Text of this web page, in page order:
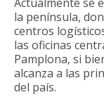
la península,
centros
las oficinas
Pamplona, si
alcanza a las
del país.